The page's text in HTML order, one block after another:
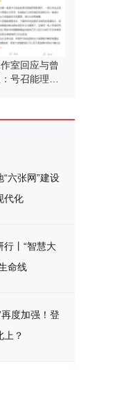
室回应与曾
号召能理智
六张网”建设
代化
行丨“智慧大
命线
再度加强！登
上？